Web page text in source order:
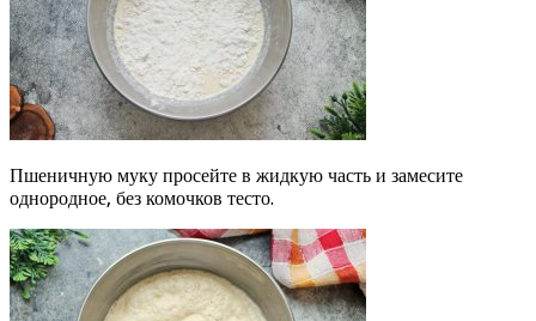
Пшеничную муку просейте в жидкую часть и замесите
однородное, без комочков тесто.